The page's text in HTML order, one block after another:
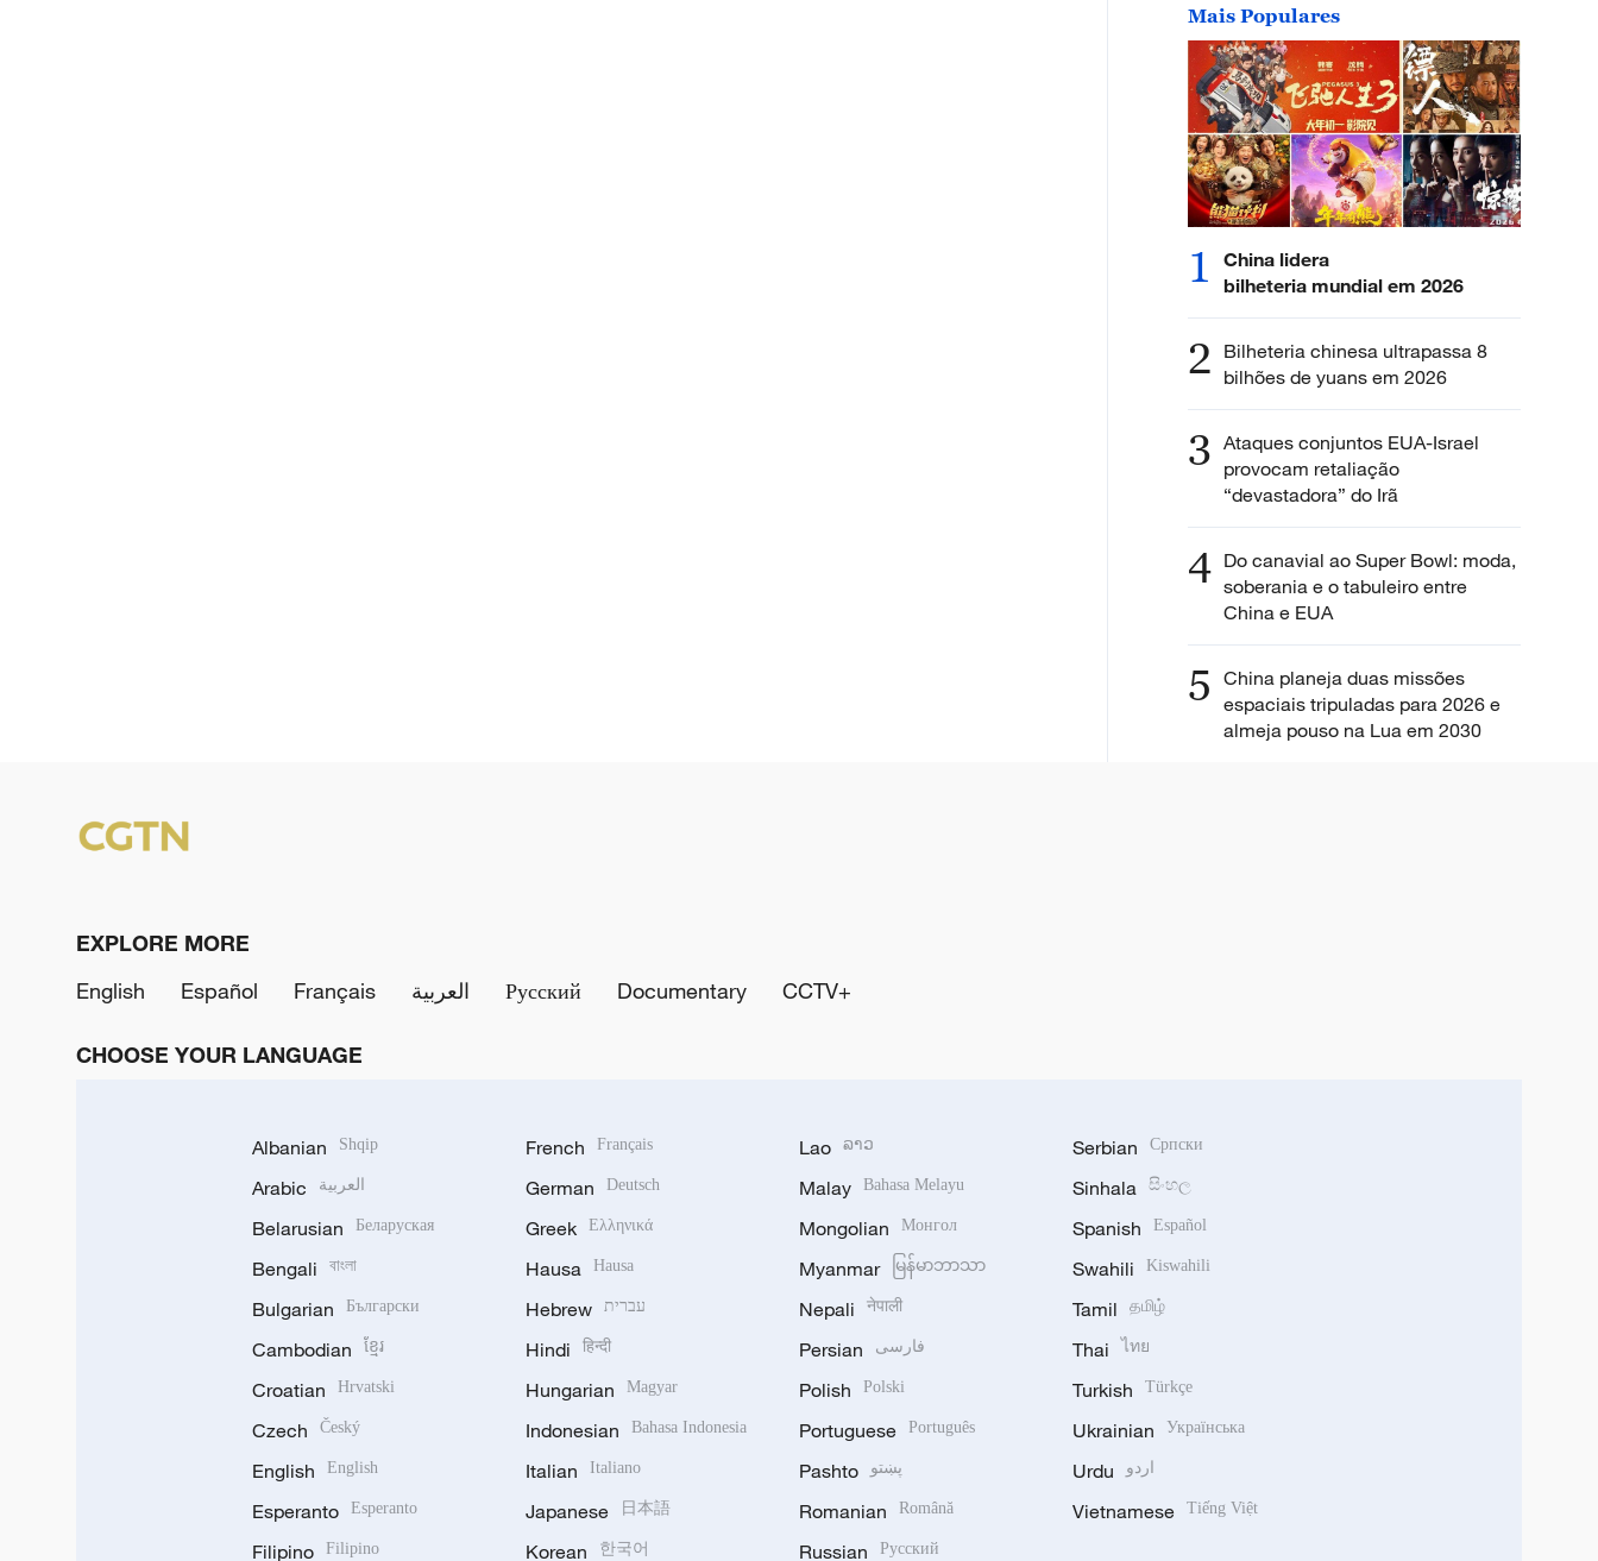
Mais Populares
1
China lidera
bilheteria mundial em 2026
2 Bilheteria chinesa ultrapassa 8
bilhões de yuans em 2026
3 Ataques conjuntos EUA-Israel
provocam retaliação
“devastadora” do Irã
4 Do canavial ao Super Bowl: moda,
soberania e o tabuleiro entre
China e EUA
5 China planeja duas missões
espaciais tripuladas para 2026 e
almeja pouso na Lua em 2030
EXPLORE MORE
English
Español Français العربية Русский Documentary CCTV+
CHOOSE YOUR LANGUAGE
Albanian Shqip
Arabic العربية
Belarusian Беларуская
Bengali বাংলা
Bulgarian Български
Cambodian ខ្មែរ
Croatian Hrvatski
Czech Český
English English
Esperanto Esperanto
Filipino Filipino
French Français
German Deutsch
Greek Ελληνικά
Hausa Hausa
Hebrew עברית
Hindi हिन्दी
Hungarian Magyar
Indonesian Bahasa Indonesia
Italian Italiano
Japanese 日本語
Korean 한국어
Lao ລາວ
Malay Bahasa Melayu
Mongolian Монгол
Myanmar မြန်မာဘာသာ
Nepali नेपाली
Persian فارسی
Polish Polski
Portuguese Português
Pashto پښتو
Romanian Română
Russian Русский
Serbian Српски
Sinhala සිංහල
Spanish Español
Swahili Kiswahili
Tamil தமிழ்
Thai ไทย
Turkish Türkçe
Ukrainian Українська
Urdu اردو
Vietnamese Tiếng Việt